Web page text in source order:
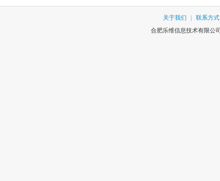
关于我们
联系方式
合肥乐维信息技术有限公